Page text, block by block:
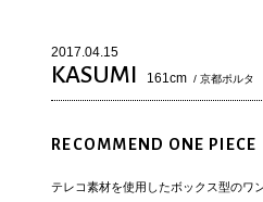
2017.04.15
KASUMI 161cm / 京都ポルタ
RECOMMEND ONE PIECE
テレコ素材を使用したボックス型のワ